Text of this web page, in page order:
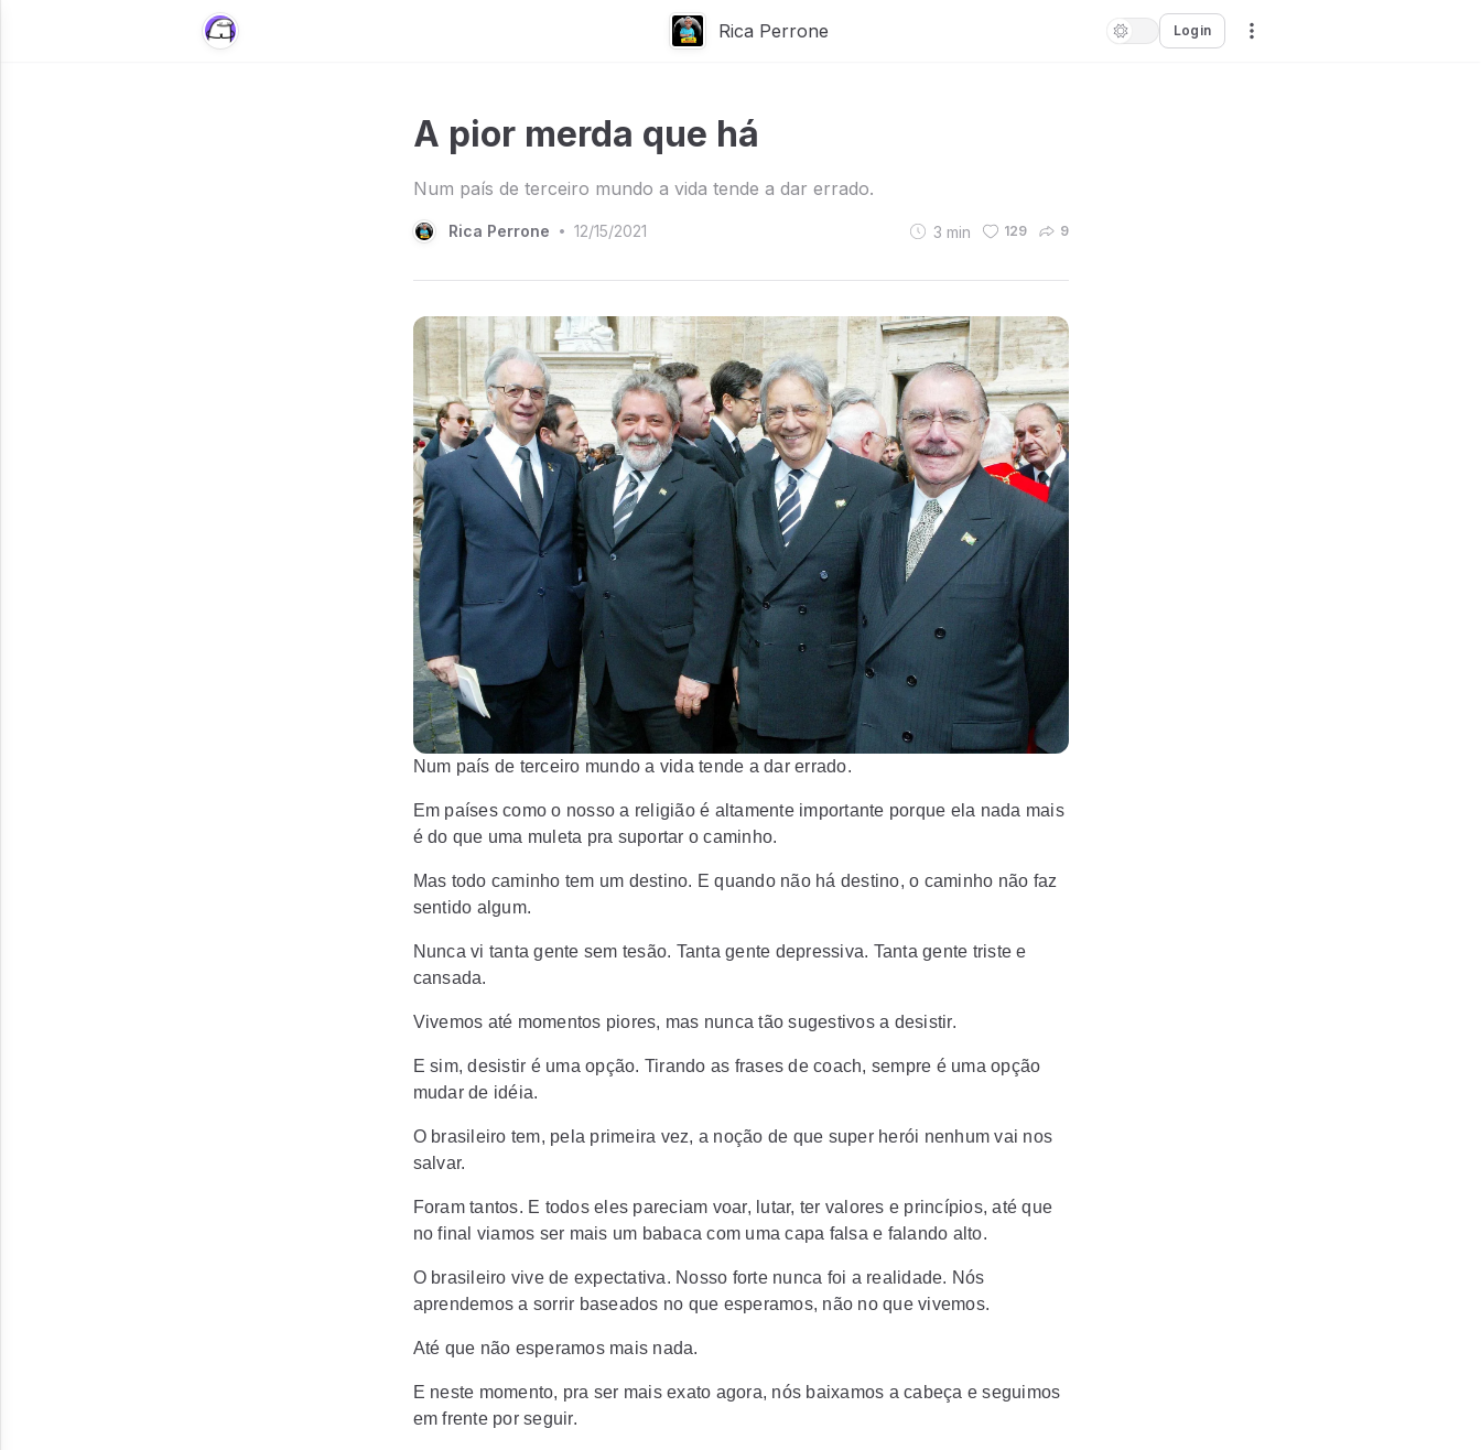
Rica Perrone Login
A pior merda que há
Num país de terceiro mundo a vida tende a dar errado.
Rica Perrone • 12/15/2021 3 min 129 9
Num país de terceiro mundo a vida tende a dar errado.
Em países como o nosso a religião é altamente importante porque ela nada mais
é do que uma muleta pra suportar o caminho.
Mas todo caminho tem um destino. E quando não há destino, o caminho não faz
sentido algum.
Nunca vi tanta gente sem tesão. Tanta gente depressiva. Tanta gente triste e
cansada.
Vivemos até momentos piores, mas nunca tão sugestivos a desistir.
E sim, desistir é uma opção. Tirando as frases de coach, sempre é uma opção
mudar de idéia.
O brasileiro tem, pela primeira vez, a noção de que super herói nenhum vai nos
salvar.
Foram tantos. E todos eles pareciam voar, lutar, ter valores e princípios, até que
no final viamos ser mais um babaca com uma capa falsa e falando alto.
O brasileiro vive de expectativa. Nosso forte nunca foi a realidade. Nós
aprendemos a sorrir baseados no que esperamos, não no que vivemos.
Até que não esperamos mais nada.
E neste momento, pra ser mais exato agora, nós baixamos a cabeça e seguimos
em frente por seguir.